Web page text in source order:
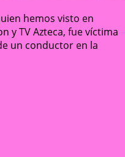
hemos visto en
y TV Azteca, fue víctima
un conductor en la